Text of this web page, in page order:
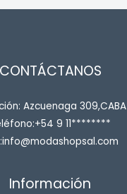
CONTÁCTANOS
Azcuenaga 309,CABA
9 11********
Información